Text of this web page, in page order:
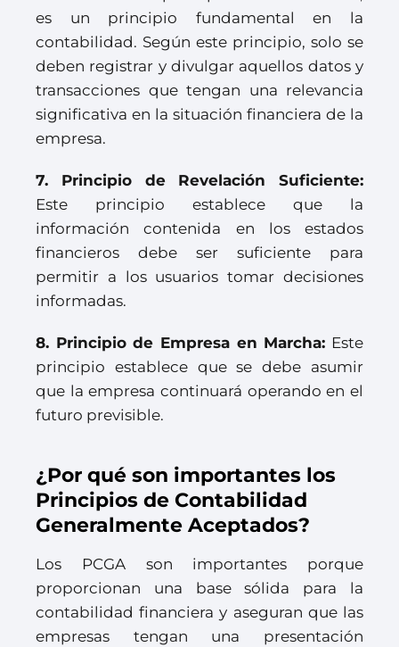
es un principio fundamental en la
contabilidad. Según este principio, solo se
deben registrar y divulgar aquellos datos y
transacciones que tengan una relevancia
significativa en la situación financiera de la
empresa.
7. Principio de Revelación Suficiente:
Este principio establece que la
información contenida en los estados
financieros debe ser suficiente para
permitir a los usuarios tomar decisiones
informadas.
8. Principio de Empresa en Marcha: Este
principio establece que se debe asumir
que la empresa continuará operando en el
futuro previsible.
¿Por qué son importantes los
Principios de Contabilidad
Generalmente Aceptados?
Los PCGA son importantes porque
proporcionan una base sólida para la
contabilidad financiera y aseguran que las
empresas tengan una presentación